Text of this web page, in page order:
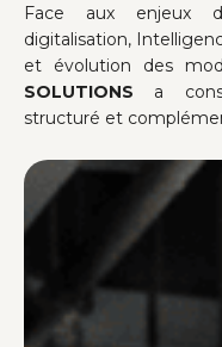
Face aux enjeux
digitalisation,
et évolution des
SOLUTIONS a
structuré et